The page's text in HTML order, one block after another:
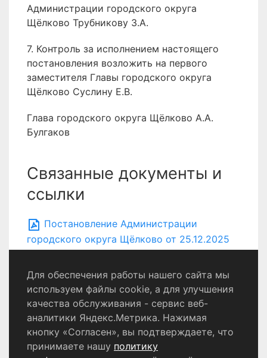
Администрации городского округа
Щёлково Трубникову З.А.
7. Контроль за исполнением настоящего
постановления возложить на первого
заместителя Главы городского округа
Щёлково Суслину Е.В.
Глава городского округа Щёлково А.А.
Булгаков
Связанные документы и
ссылки
Постановление Администрации
городского округа Щёлково от 25.12.2025
№ 5071
Политика конфиденциальности
Согласие на обработку персональных данных
Для обеспечения работы нашего сайта мы
используем файлы cookie, а для улучшения
качества обслуживания - сервис веб-
аналитики Яндекс.Метрика. Нажимая
кнопку «Согласен», вы подтверждаете, что
принимаете нашу политику